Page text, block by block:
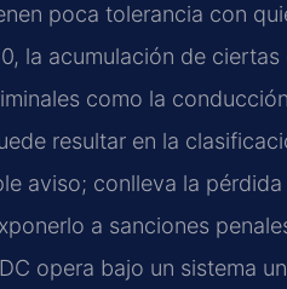
poca tolerancia con
la acumulación de
como la
resultar en la
aviso; conlleva la
a sanciones
opera bajo un sistema